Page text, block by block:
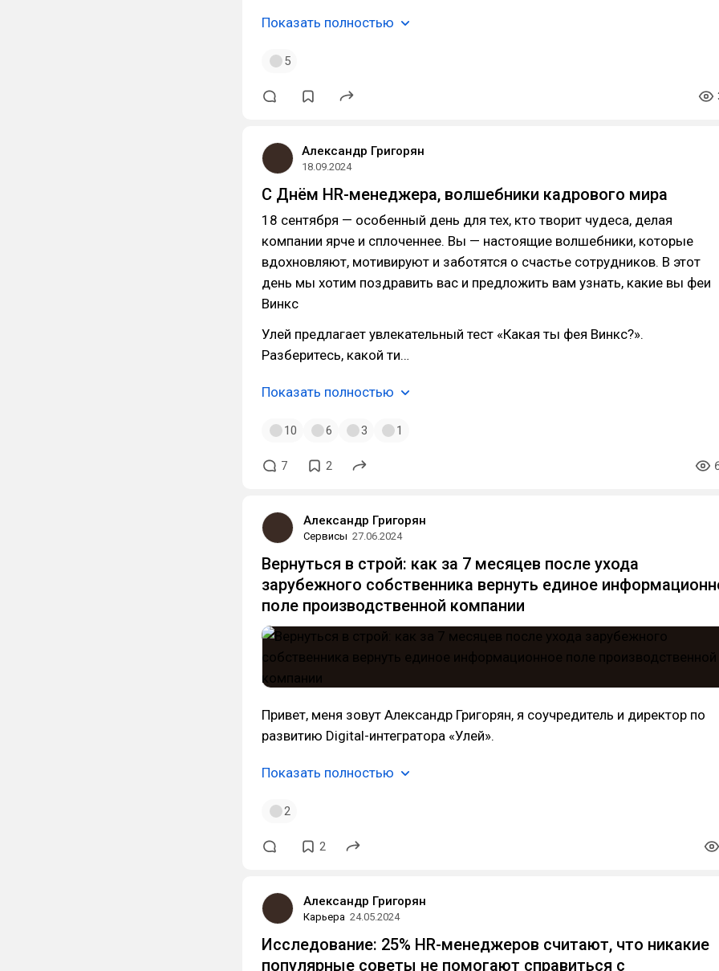
Показать полностью
5
Александр Григорян
18.09.2024
С Днём HR-менеджера, волшебники кадрового мира
18 сентября — особенный день для тех, кто творит чудеса, делая
компании ярче и сплоченнее. Вы — настоящие волшебники, которые
вдохновляют, мотивируют и заботятся о счастье сотрудников. В этот
день мы хотим поздравить вас и предложить вам узнать, какие вы феи
Винкс
Улей предлагает увлекательный тест «Какая ты фея Винкс?».
Разберитесь, какой ти…
Показать полностью
10 6 3 1
7 2
Александр Григорян
Сервисы 27.06.2024
Вернуться в строй: как за 7 месяцев после ухода
зарубежного собственника вернуть единое
поле производственной компании
Привет, меня зовут Александр Григорян, я соучредитель и директор по
развитию Digital-интегратора «Улей».
Показать полностью
2
2
Александр Григорян
Карьера 24.05.2024
Исследование: 25% HR-менеджеров считают, что никакие
популярные советы не помогают справиться с